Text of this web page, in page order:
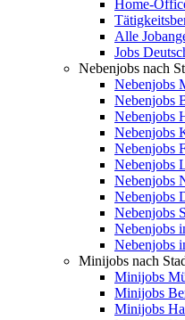
Home-
Alle
Jobs
Nebenjobs nach
Nebenjobs
Nebenjobs
Nebenjobs
Nebenjobs
Nebenjobs
Nebenjobs
Nebenjobs
Nebenjobs
Nebenjobs
Nebenjobs
Nebenjobs
Minijobs nach
Minijobs
Minijobs
Minijobs